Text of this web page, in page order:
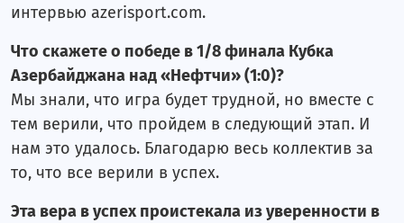
интервью azerisport.com.
Что скажете о победе в 1/8 финала Кубка
Азербайджана над «Нефтчи» (1:0)?
Мы знали, что игра будет трудной, но вместе с
тем верили, что пройдем в следующий этап. И
нам это удалось. Благодарю весь коллектив за
то, что все верили в успех.
Эта вера в успех проистекала из уверенности в